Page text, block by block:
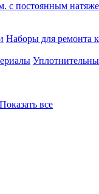
с постоянным
Наборы для ремонта
все